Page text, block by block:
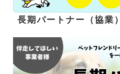
長期パートナー（協業）